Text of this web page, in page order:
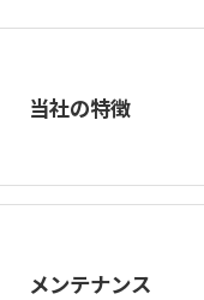
当社の特徴
メンテナンス